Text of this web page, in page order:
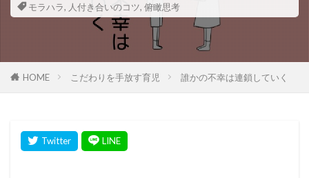
モラハラ, 人付き合いのコツ, 俯瞰思考
HOME こだわりを手放す育児 誰かの不幸は連鎖していく